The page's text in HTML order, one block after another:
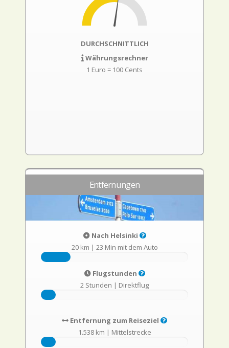
DURCHSCHNITTLICH
Währungsrechner
1 Euro = 100 Cents
Entfernungen
Nach Helsinki
20 km | 23 Min mit dem Auto
Flugstunden
2 Stunden | Direktflug
Entfernung zum Reiseziel
1.538 km | Mittelstrecke